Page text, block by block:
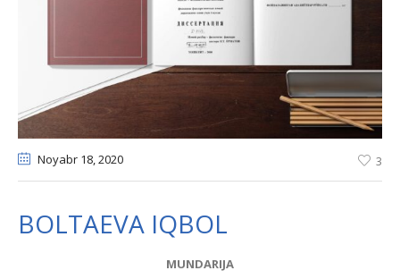
Noyabr 18, 2020 3
BOLTAEVA IQBOL
MUNDАRIJА